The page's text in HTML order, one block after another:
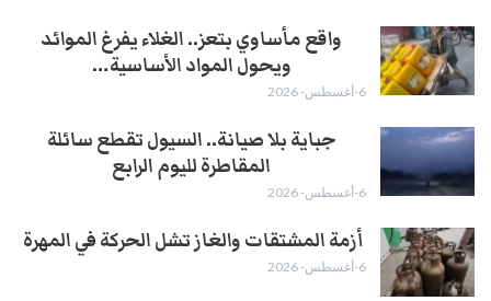
واقع مأساوي بتعز.. الغلاء يفرغ الموائد
ويحول المواد الأساسية…
6-أغسطس- 2026
جباية بلا صيانة.. السيول تقطع سائلة
المقاطرة لليوم الرابع
6-أغسطس- 2026
أزمة المشتقات والغاز تشل الحركة في المهرة ​
6-أغسطس- 2026